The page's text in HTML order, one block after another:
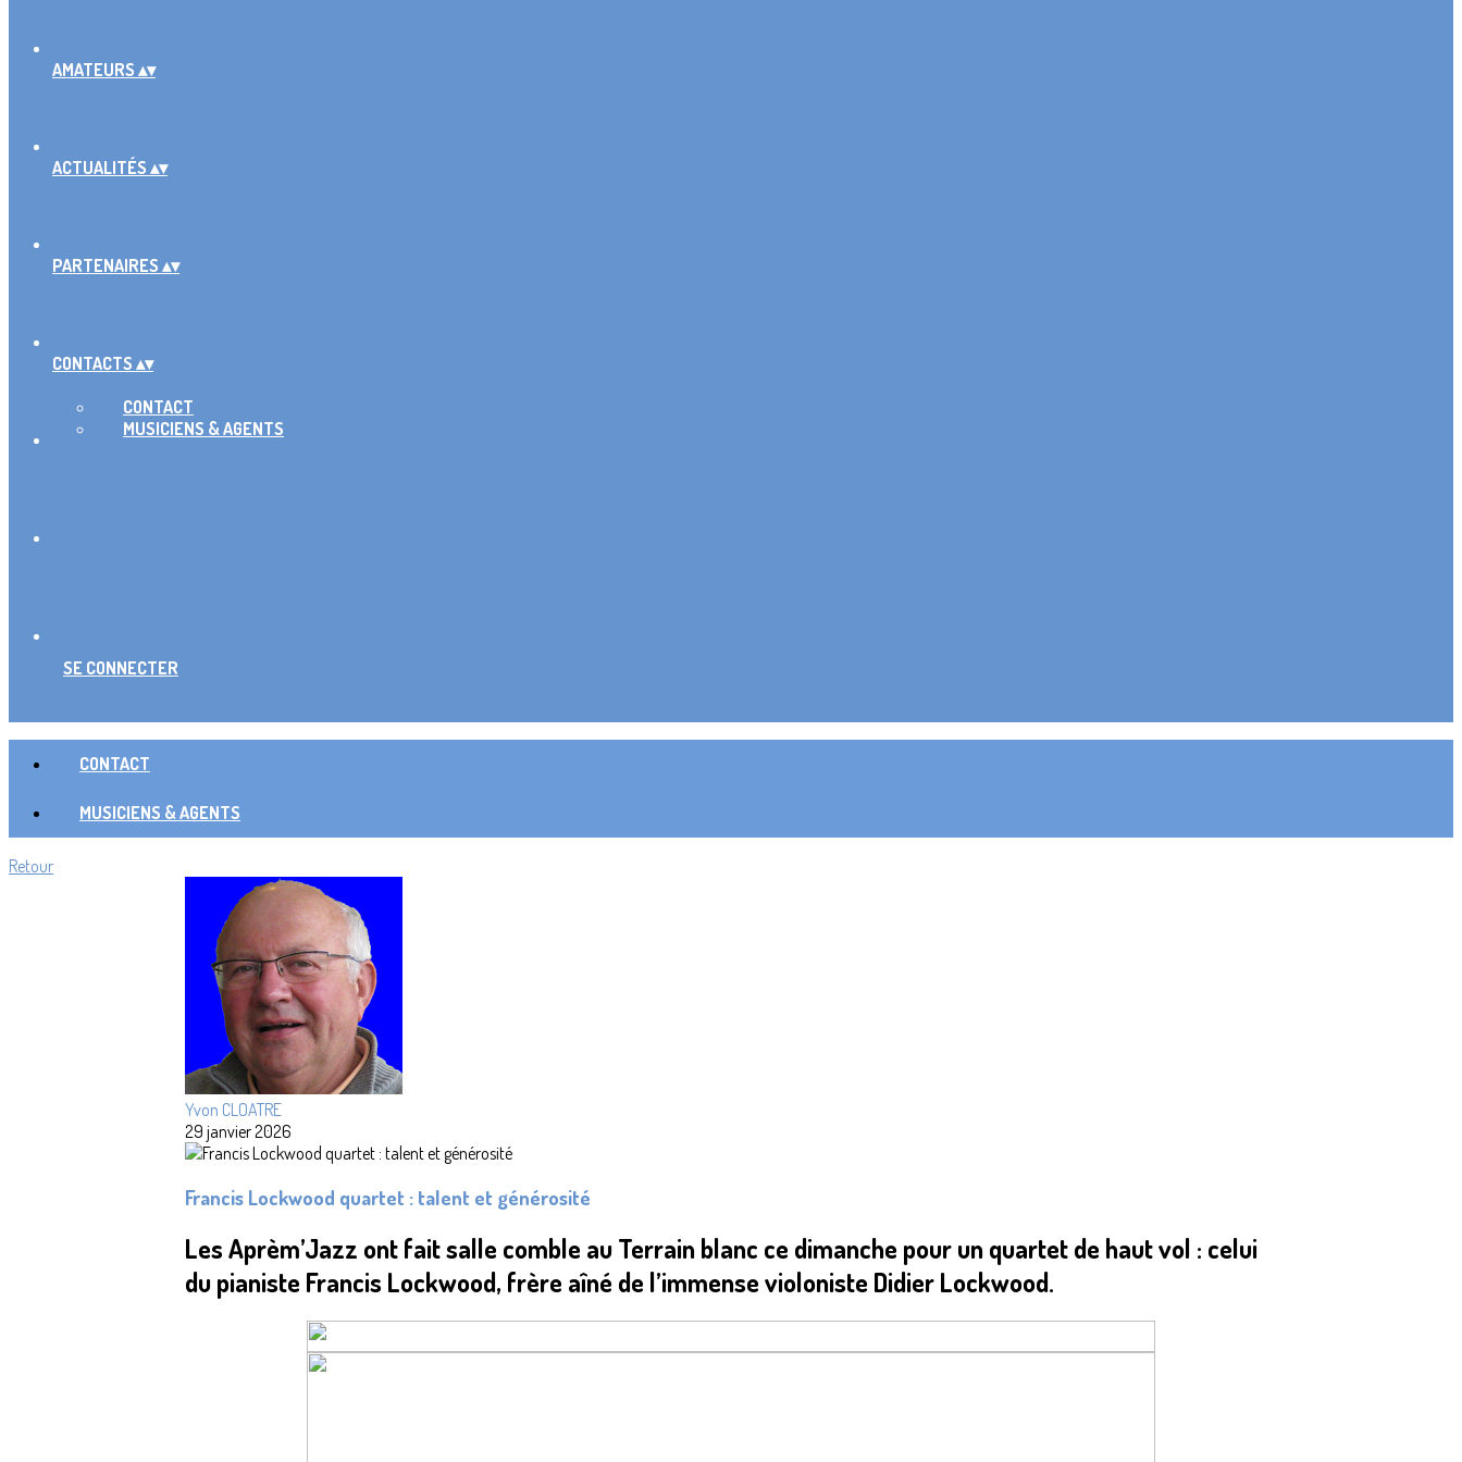
AMATEURS ▴▾
ACTUALITÉS ▴▾
PARTENAIRES ▴▾
CONTACTS ▴▾
CONTACT
MUSICIENS & AGENTS
SE CONNECTER
CONTACT
MUSICIENS & AGENTS
Retour
Yvon CLOATRE
29 janvier 2026
Francis Lockwood quartet : talent et générosité
Les Aprèm’Jazz ont fait salle comble au Terrain blanc ce dimanche pour un quartet de haut vol : celui
du pianiste Francis Lockwood, frère aîné de l’immense violoniste Didier Lockwood.